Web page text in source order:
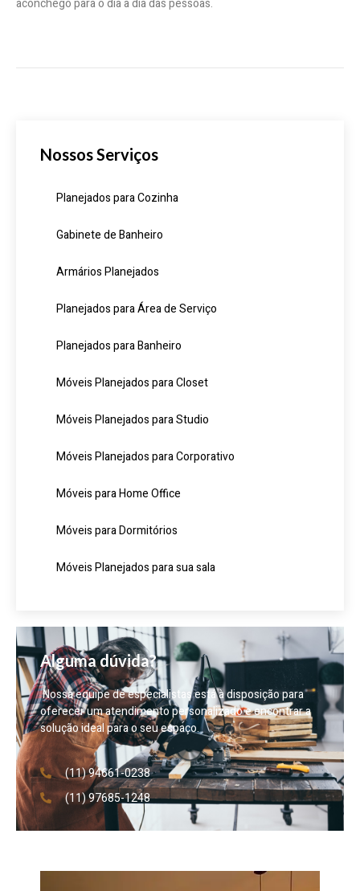
aconchego para o dia a dia das pessoas.
Nossos Serviços
Planejados para Cozinha
Gabinete de Banheiro
Armários Planejados
Planejados para Área de Serviço
Planejados para Banheiro
Móveis Planejados para Closet
Móveis Planejados para Studio
Móveis Planejados para Corporativo
Móveis para Home Office
Móveis para Dormitórios
Móveis Planejados para sua sala
Alguma dúvida?
Nossa equipe de especialistas está à disposição para
oferecer um atendimento personalizado e encontrar a
solução ideal para o seu espaço.
(11) 94661-0238
(11) 97685-1248